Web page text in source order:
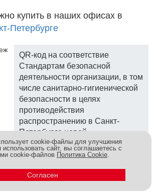
купить в наших офисах в
Петербурге
QR-код на соответствие
Стандартам безопасной
деятельности организации, в том
числе санитарно-гигиенической
безопасности в целях
противодействия
распространению в Санкт-
Петербурге новой
коронавирусной инфекции.
оптом - это к нам! © 2026
cookie-файлы для улучшения
сайт, вы соглашаетесь с
cookie-файлов Политика Cookie.
Согласен